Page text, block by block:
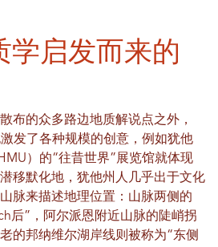
学启发而来的
布的众多路边地质解说点之外，
发了各种规模的创意，例如犹他
）的“往昔世界”展览馆就体现
移默化地，犹他州人几乎出于文化
脉来描述地理位置：山脉两侧的
后”，阿尔派恩附近山脉的陡峭拐
的邦纳维尔湖岸线则被称为“东侧